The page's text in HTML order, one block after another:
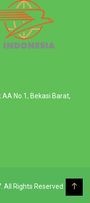
No.1, Bekasi Barat,
All Rights Reserved